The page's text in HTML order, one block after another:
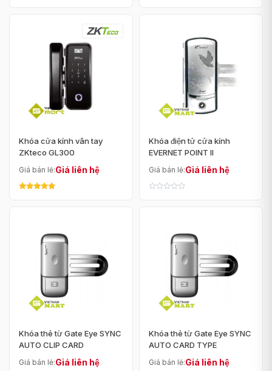
Khóa cửa kính vân tay
ZKteco GL300
Giá bán lẻ:Giá liên hệ
Khóa điện tử cửa kính
EVERNET POINT II
Giá bán lẻ:Giá liên hệ
Khóa thẻ từ Gate Eye SYNC
AUTO CLIP CARD
Giá bán lẻ:Giá liên hệ
Khóa thẻ từ Gate Eye SYNC
AUTO CARD TYPE
Giá bán lẻ:Giá liên hệ